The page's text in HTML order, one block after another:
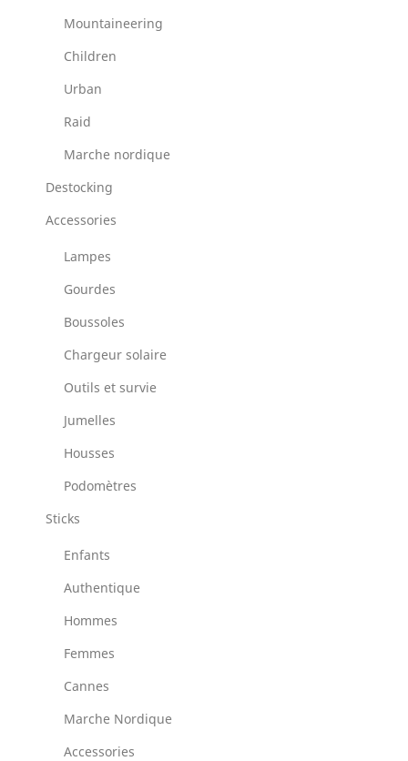
Mountaineering
Children
Urban
Raid
Marche nordique
Destocking
Accessories
Lampes
Gourdes
Boussoles
Chargeur solaire
Outils et survie
Jumelles
Housses
Podomètres
Sticks
Enfants
Authentique
Hommes
Femmes
Cannes
Marche Nordique
Accessories